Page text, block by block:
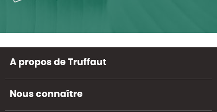
A propos de Truffaut
Nous connaître